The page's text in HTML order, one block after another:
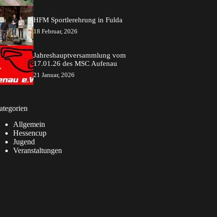
HFM Sportlerehrung in Fulda
18 Februar, 2026
Jahreshauptversammlung vom
17.01.26 des MSC Aufenau
21 Januar, 2026
Allgemein
Hessencup
Jugend
Veranstaltungen